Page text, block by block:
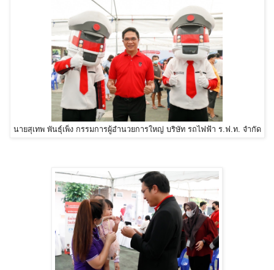
นายสุเทพ พันธุ์เพ็ง กรรมการผู้อำนวยการใหญ่ บริษัท รถไฟฟ้า ร.ฟ.ท. จำกัด